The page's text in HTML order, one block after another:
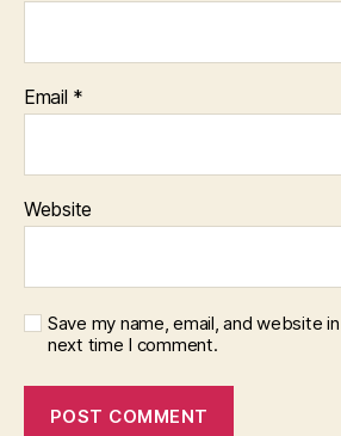
Email *
Website
Save my name, email, and website
next time I comment.